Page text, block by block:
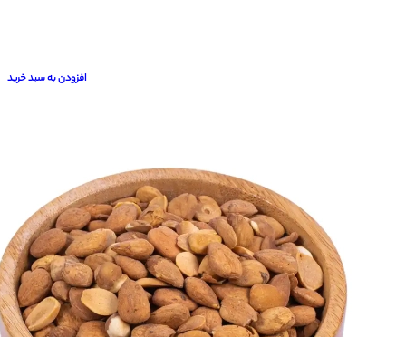
افزودن به سبد خرید